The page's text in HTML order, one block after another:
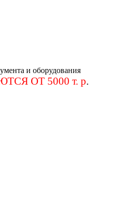
и оборудования
ОТ 5000 т. р.